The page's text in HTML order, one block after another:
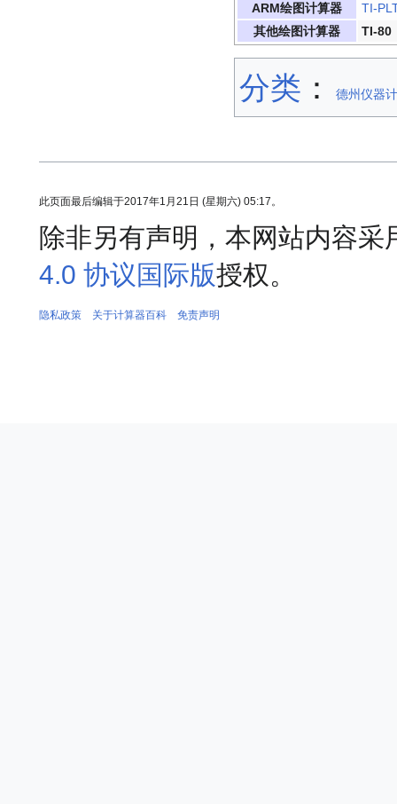
ARM绘图计算器
TI-
其他绘图计算器
TI-80
分类 ：​ 德州仪器
此页面最后编辑于2017年1月21日 (星期六) 05:17。
除非另有声明，本网站内容采
4.0 协议国际版授权。
隐私政策 关于计算器百科 免责声明